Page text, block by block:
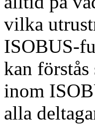
vilka
ISOBUS-
kan
inom
alla